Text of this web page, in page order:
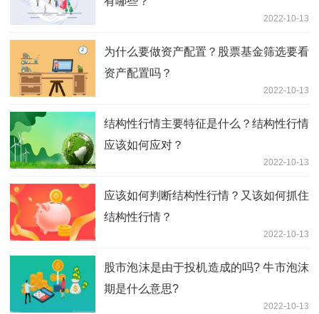
2022-10-13
为什么要做资产配置？股票基金筛选要看
资产配置吗？
2022-10-13
结构性行情主要特征是什么？结构性行情
应该如何应对？
2022-10-13
应该如何判断结构性行情？又该如何抓住
结构性行情？
2022-10-13
股市泡沫是由于投机造成的吗? 牛市泡沫
期是什么意思?
2022-10-13